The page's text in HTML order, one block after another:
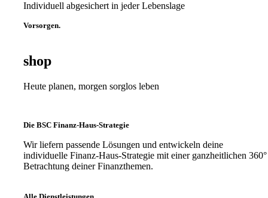
Individuell abgesichert in jeder Lebenslage
Vorsorgen.
shop
Heute planen, morgen sorglos leben
Die BSC Finanz-Haus-Strategie
Wir liefern passende Lösungen und entwickeln deine
individuelle Finanz-Haus-Strategie mit einer ganzheitlichen 360°
Betrachtung deiner Finanzthemen.